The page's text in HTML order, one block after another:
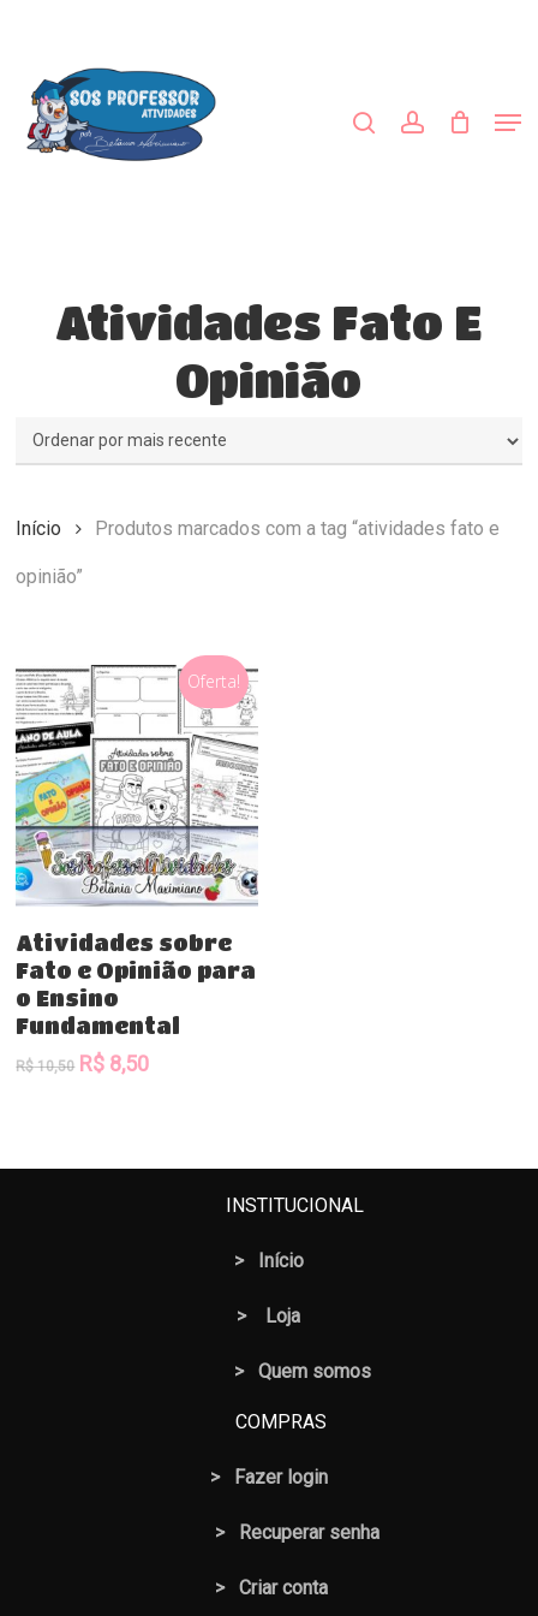
content
Atividades Fato E
Opinião
Início Produtos marcados com a tag “atividades fato e
opinião”
Oferta!
Comprar
Atividades sobre
Fato e Opinião para
o Ensino
Fundamental
R$10,50 O
R$ 10,50.
R$ 8,50O
R$ 8,50.
INSTITUCIONAL
> Início
> Loja
> Quem somos
COMPRAS
> Fazer login
> Recuperar senha
> Criar conta